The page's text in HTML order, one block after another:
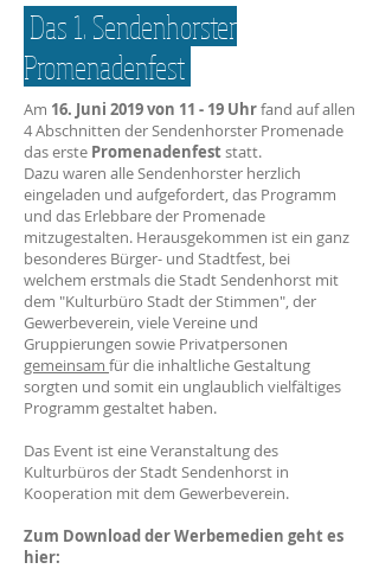
Das 1. Sendenhorster
Promenadenfest
Am 16. Juni 2019 von 11 - 19 Uhrfand auf allen
4 Abschnitten der Sendenhorster Promenade
das erste Promenadenfeststatt.
Dazu waren alle Sendenhorster herzlich
eingeladen und aufgefordert, das Programm
und das Erlebbare der Promenade
mitzugestalten. Herausgekommen ist ein ganz
besonderes Bürger- und Stadtfest, bei
welchem erstmals die Stadt Sendenhorst mit
dem "Kulturbüro Stadt der Stimmen", der
Gewerbeverein, viele Vereine und
Gruppierungen sowie Privatpersonen
gemeinsam für die inhaltliche Gestaltung
sorgten und somit ein unglaublich vielfältiges
Programm gestaltet haben.
Das Event ist eine Veranstaltung des
Kulturbüros der Stadt Sendenhorst in
Kooperation mit dem Gewerbeverein.
Zum Download der Werbemedien geht es
hier: